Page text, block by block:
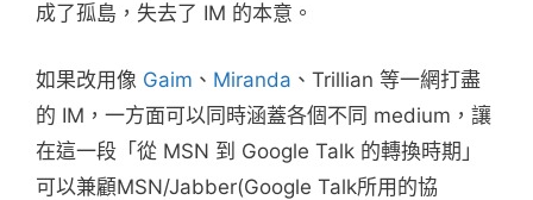
成了孤島，失去了 IM 的本意。
如果改用像 Gaim 、 Miranda 、Trillian 等一網打盡
的 IM，一方面可以同時涵蓋各個不同 medium，讓
在這一段「從 MSN 到 Google Talk 的轉換時期」
可以兼顧MSN/Jabber(Google Talk所用的協